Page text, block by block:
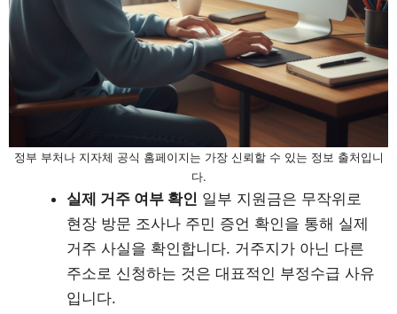
정부 부처나 지자체 공식 홈페이지는 가장 신뢰할 수 있는 정보 출처입니
다.
실제 거주 여부 확인 일부 지원금은 무작위로
현장 방문 조사나 주민 증언 확인을 통해 실제
거주 사실을 확인합니다. 거주지가 아닌 다른
주소로 신청하는 것은 대표적인 부정수급 사유
입니다.